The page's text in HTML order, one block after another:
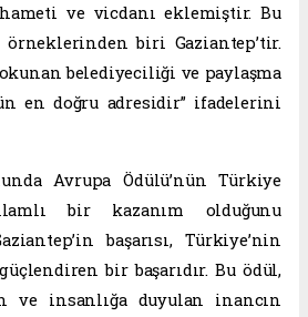
ve vicdanı eklemiştir. Bu
örneklerinden biri Gaziantep’tir.
belediyeciliği ve paylaşma
en doğru adresidir” ifadelerini
Avrupa Ödülü’nün Türkiye
bir kazanım olduğunu
başarısı, Türkiye’nin
bir başarıdır. Bu ödül,
ve insanlığa duyulan inancın